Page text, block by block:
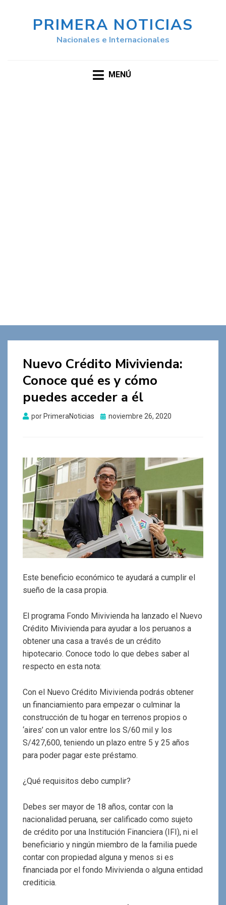
PRIMERA NOTICIAS
Nacionales e Internacionales
MENÚ
Nuevo Crédito Mivivienda:
Conoce qué es y cómo
puedes acceder a él
por PrimeraNoticias
Publicado
noviembre 26, 2020
Este beneficio económico te ayudará a cumplir el
sueño de la casa propia.
El programa Fondo Mivivienda ha lanzado el Nuevo
Crédito Mivivienda para ayudar a los peruanos a
obtener una casa a través de un crédito
hipotecario. Conoce todo lo que debes saber al
respecto en esta nota:
Con el Nuevo Crédito Mivivienda podrás obtener
un financiamiento para empezar o culminar la
construcción de tu hogar en terrenos propios o
‘aires’ con un valor entre los S/60 mil y los
S/427,600, teniendo un plazo entre 5 y 25 años
para poder pagar este préstamo.
¿Qué requisitos debo cumplir?
Debes ser mayor de 18 años, contar con la
nacionalidad peruana, ser calificado como sujeto
de crédito por una Institución Financiera (IFI), ni el
beneficiario y ningún miembro de la familia puede
contar con propiedad alguna y menos si es
financiada por el fondo Mivivienda o alguna entidad
crediticia.